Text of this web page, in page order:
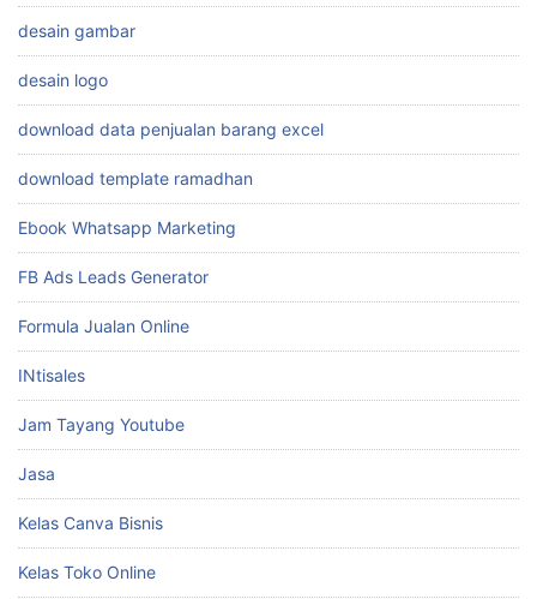
desain gambar
desain logo
download data penjualan barang excel
download template ramadhan
Ebook Whatsapp Marketing
FB Ads Leads Generator
Formula Jualan Online
INtisales
Jam Tayang Youtube
Jasa
Kelas Canva Bisnis
Kelas Toko Online